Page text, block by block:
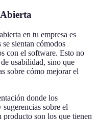
en tu empresa es
sientan cómodos
con el software. Esto no
usabilidad, sino que
sobre cómo mejorar el
donde los
sobre el
son los que tienen